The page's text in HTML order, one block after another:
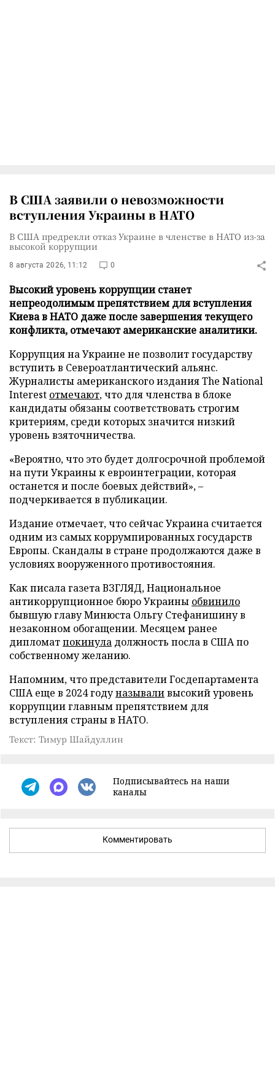
В США заявили о невозможности
вступления Украины в НАТО
В США предрекли отказ Украине в членстве в НАТО из-за
высокой коррупции
8 августа 2026, 11:12 0
Высокий уровень коррупции станет
непреодолимым препятствием для вступления
Киева в НАТО даже после завершения текущего
конфликта, отмечают американские аналитики.
Коррупция на Украине не позволит государству
вступить в Североатлантический альянс.
Журналисты американского издания The National
Interest отмечают, что для членства в блоке
кандидаты обязаны соответствовать строгим
критериям, среди которых значится низкий
уровень взяточничества.
«Вероятно, что это будет долгосрочной проблемой
на пути Украины к евроинтеграции, которая
останется и после боевых действий», –
подчеркивается в публикации.
Издание отмечает, что сейчас Украина считается
одним из самых коррумпированных государств
Европы. Скандалы в стране продолжаются даже в
условиях вооруженного противостояния.
Как писала газета ВЗГЛЯД, Национальное
антикоррупционное бюро Украины обвинило
бывшую главу Минюста Ольгу Стефанишину в
незаконном обогащении. Месяцем ранее
дипломатпокинула должность посла в США по
собственному желанию.
Напомним, что представители Госдепартамента
США еще в 2024 годуназываливысокий уровень
коррупции главным препятствием для
вступления страны в НАТО.
Текст: Тимур Шайдуллин
Подписывайтесь на наши
каналы
Комментировать